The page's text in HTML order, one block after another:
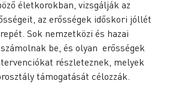
életkorokban, vizsgálják az
az erősségek időskori jóllét
Sok nemzetközi és hazai
be, és olyan erősségek
részleteznek, melyek
támogatását célozzák.